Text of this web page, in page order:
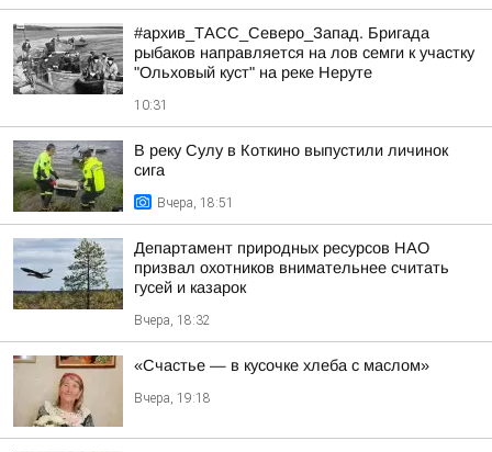
#архив_ТАСС_Северо_Запад. Бригада
рыбаков направляется на лов семги к участку
"Ольховый куст" на реке Неруте
10:31
В реку Сулу в Коткино выпустили личинок
сига
Вчера, 18:51
Департамент природных ресурсов НАО
призвал охотников внимательнее считать
гусей и казарок
Вчера, 18:32
«Счастье — в кусочке хлеба с маслом»
Вчера, 19:18